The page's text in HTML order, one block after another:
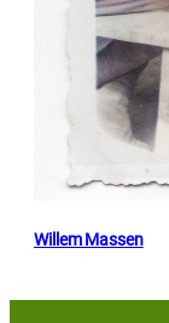
Willem Massen